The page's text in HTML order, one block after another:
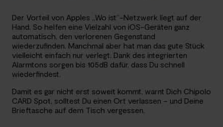
Der Vorteil von Apples „Wo ist“-Netzwerk liegt auf der
Hand. So helfen eine Vielzahl von iOS-Geräten ganz
automatisch, den verlorenen Gegenstand
wiederzufinden. Manchmal aber hat man das gute Stück
vielleicht einfach nur verlegt. Dank des integrierten
Alarmtons sorgen bis 105dB dafür, dass Du schnell
wiederfindest.
Damit es gar nicht erst soweit kommt, warnt Dich Chipolo
CARD Spot, solltest Du einen Ort verlassen – und Deine
Brieftasche auf dem Tisch vergessen.